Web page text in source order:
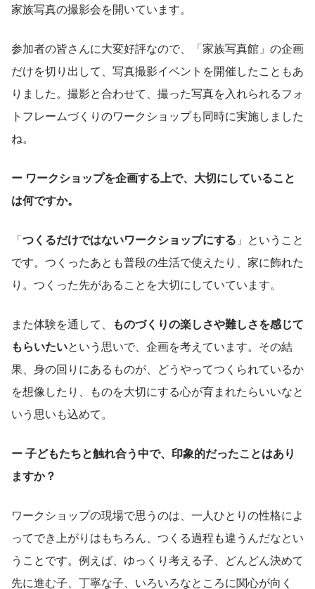
家族写真の撮影会を開いています。
参加者の皆さんに大変好評なので、「家族写真館」の企画
だけを切り出して、写真撮影イベントを開催したこともあ
りました。撮影と合わせて、撮った写真を入れられるフォ
トフレームづくりのワークショップも同時に実施しました
ね。
ー ワークショップを企画する上で、大切にしていること
は何ですか。
「つくるだけではないワークショップにする 」ということ
です。つくったあとも普段の生活で使えたり、家に飾れた
り。つくった先があることを大切にしていています。
また体験を通して、
ものづくりの楽しさや難しさを感じて
もらいたいという思いで、企画を考えています。その結
果、身の回りにあるものが、どうやってつくられているか
を想像したり、ものを大切にする心が育まれたらいいなと
いう思いも込めて。
ー 子どもたちと触れ合う中で、印象的だったことはあり
ますか？
ワークショップの現場で思うのは、一人ひとりの性格によ
ってでき上がりはもちろん、つくる過程も違うんだなとい
うことです。例えば、ゆっくり考える子、どんどん決めて
先に進む子、丁寧な子、いろいろなところに関心が向く